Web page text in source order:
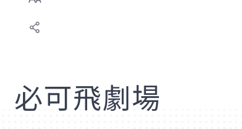
喜
必可飛劇場